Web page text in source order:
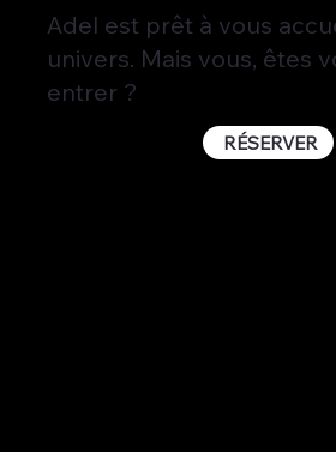
Adel est prêt à vous
univers. Mais vous, êtes
entrer ?
RÉSERVER